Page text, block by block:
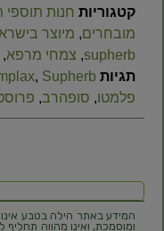
קטגוריות חנות תוספי
מובחרים, מיוצר
supherb
, צמחי מרפא,
תגיות
, Supherb
פלמטו, סופהרב,
המידע באתר הילה בטבע
ומוסמכת, ואינו מהווה